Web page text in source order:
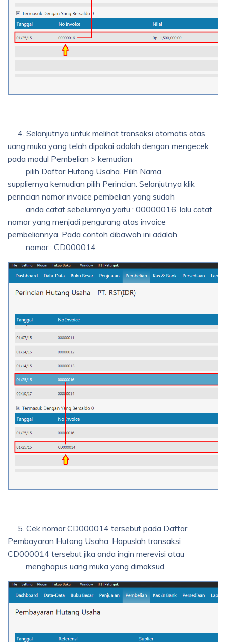
4. Selanjutnya untuk melihat transaksi otomatis atas
uang muka yang telah dipakai adalah dengan mengecek
pada modul Pembelian > kemudian
pilih Daftar Hutang Usaha. Pilih Nama
suppliernya kemudian pilih Perincian. Selanjutnya klik
perincian nomor invoice pembelian yang sudah
anda catat sebelumnya yaitu : 00000016, lalu catat
nomor yang menjadi pengurang atas invoice
pembeliannya. Pada contoh dibawah ini adalah
nomor : CD000014
5. Cek nomor CD000014 tersebut pada Daftar
Pembayaran Hutang Usaha. Hapuslah transaksi
CD000014 tersebut jika anda ingin merevisi atau
menghapus uang muka yang dimaksud.